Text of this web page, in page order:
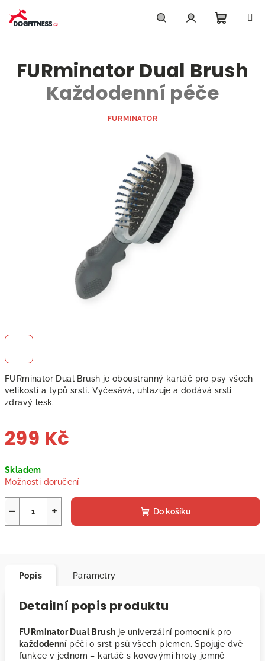
obsah
košík
FURminator Dual Brush je oboustranný kartáč pro psy všech
velikostí a typů srsti. Vyčesává, uhlazuje a dodává srsti
zdravý lesk.
299 Kč
cena:
Skladem
Možnosti doručení
+
− Do košíku
FURminator Dual Brush
Každodenní péče
FURMINATOR
Popis Parametry
Detailní popis produktu
FURminator Dual Brush je univerzální pomocník pro
každodenní péči o srst psů všech plemen. Spojuje dvě
funkce v jednom – kartáč s kovovými hroty jemně